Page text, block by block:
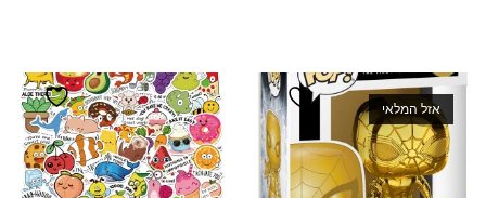
אזל המלאי